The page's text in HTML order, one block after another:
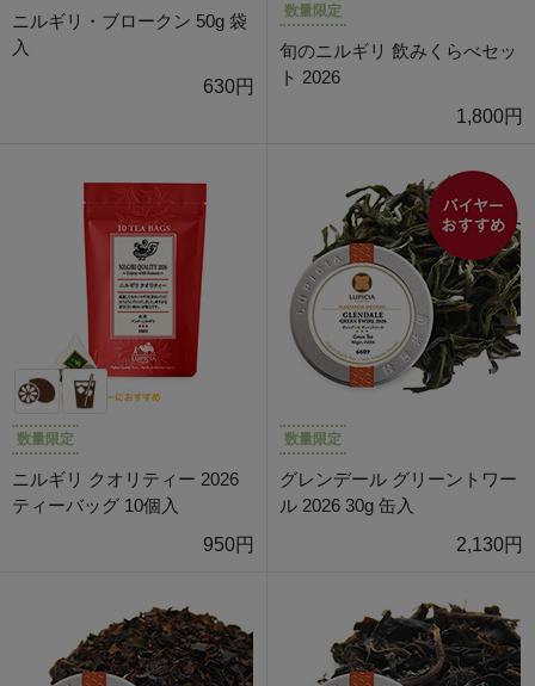
ニルギリ・ブロークン 50g 袋
入
630円
数量限定
旬のニルギリ 飲みくらべセッ
ト 2026
1,800円
数量限定
ニルギリ クオリティー 2026
ティーバッグ 10個入
950円
数量限定
グレンデール グリーントワー
ル 2026 30g 缶入
2,130円